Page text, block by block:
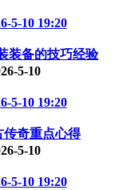
5-10 19:20
装备的技巧经验
5-10
5-10 19:20
传奇重点心得
5-10
5-10 19:20